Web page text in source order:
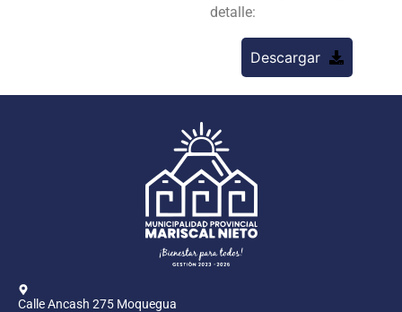
detalle:
Descargar
Calle Ancash 275 Moquegua